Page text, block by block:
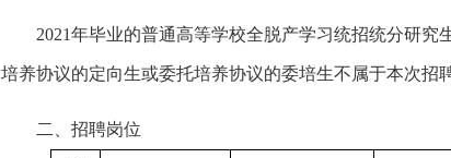
2021年毕业的普通高等学校全脱产学习统招统分研究
培养协议的定向生或委托培养协议的委培生不属于本次招
二、招聘岗位